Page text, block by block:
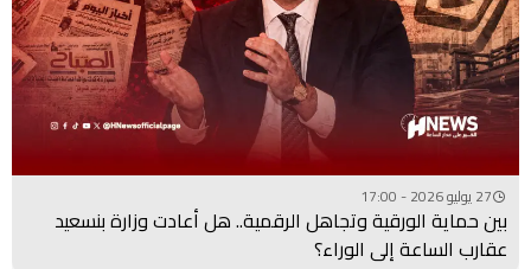
27 يوليو 2026 - 17:00
بين حماية الورقية وتجاهل الرقمية.. هل أعادت وزارة بنسعيد
عقارب الساعة إلى الوراء؟